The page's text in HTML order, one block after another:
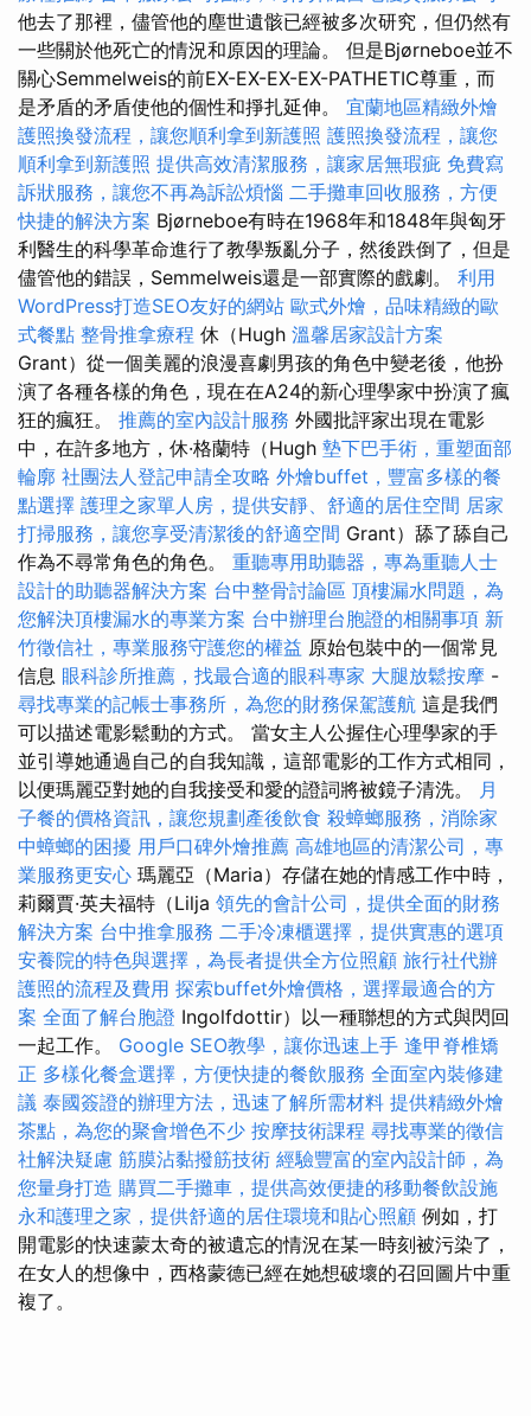
他去了那裡，儘管他的塵世遺骸已經被多次研究，但仍然有
一些關於他死亡的情況和原因的理論。 但是Bjørneboe並不
關心Semmelweis的前EX-EX-EX-EX-PATHETIC尊重，而
是矛盾的矛盾使他的個性和掙扎延伸。 宜蘭地區精緻外燴
護照換發流程，讓您順利拿到新護照 護照換發流程，讓您
順利拿到新護照 提供高效清潔服務，讓家居無瑕疵 免費寫
訴狀服務，讓您不再為訴訟煩惱 二手攤車回收服務，方便
快捷的解決方案 Bjørneboe有時在1968年和1848年與匈牙
利醫生的科學革命進行了教學叛亂分子，然後跌倒了，但是
儘管他的錯誤，Semmelweis還是一部實際的戲劇。 利用
WordPress打造SEO友好的網站 歐式外燴，品味精緻的歐
式餐點 整骨推拿療程 休（Hugh 溫馨居家設計方案
Grant）從一個美麗的浪漫喜劇男孩的角色中變老後，他扮
演了各種各樣的角色，現在在A24的新心理學家中扮演了瘋
狂的瘋狂。 推薦的室內設計服務 外國批評家出現在電影
中，在許多地方，休·格蘭特（Hugh 墊下巴手術，重塑面部
輪廓 社團法人登記申請全攻略 外燴buffet，豐富多樣的餐
點選擇 護理之家單人房，提供安靜、舒適的居住空間 居家
打掃服務，讓您享受清潔後的舒適空間 Grant）舔了舔自己
作為不尋常角色的角色。 重聽專用助聽器，專為重聽人士
設計的助聽器解決方案 台中整骨討論區 頂樓漏水問題，為
您解決頂樓漏水的專業方案 台中辦理台胞證的相關事項 新
竹徵信社，專業服務守護您的權益 原始包裝中的一個常見
信息 眼科診所推薦，找最合適的眼科專家 大腿放鬆按摩 -
尋找專業的記帳士事務所，為您的財務保駕護航 這是我們
可以描述電影鬆動的方式。 當女主人公握住心理學家的手
並引導她通過自己的自我知識，這部電影的工作方式相同，
以便瑪麗亞對她的自我接受和愛的證詞將被鏡子清洗。 月
子餐的價格資訊，讓您規劃產後飲食 殺蟑螂服務，消除家
中蟑螂的困擾 用戶口碑外燴推薦 高雄地區的清潔公司，專
業服務更安心 瑪麗亞（Maria）存儲在她的情感工作中時，
莉爾賈·英夫福特（Lilja 領先的會計公司，提供全面的財務
解決方案 台中推拿服務 二手冷凍櫃選擇，提供實惠的選項
安養院的特色與選擇，為長者提供全方位照顧 旅行社代辦
護照的流程及費用 探索buffet外燴價格，選擇最適合的方
案 全面了解台胞證 Ingolfdottir）以一種聯想的方式與閃回
一起工作。 Google SEO教學，讓你迅速上手 逢甲脊椎矯
正 多樣化餐盒選擇，方便快捷的餐飲服務 全面室內裝修建
議 泰國簽證的辦理方法，迅速了解所需材料 提供精緻外燴
茶點，為您的聚會增色不少 按摩技術課程 尋找專業的徵信
社解決疑慮 筋膜沾黏撥筋技術 經驗豐富的室內設計師，為
您量身打造 購買二手攤車，提供高效便捷的移動餐飲設施
永和護理之家，提供舒適的居住環境和貼心照顧 例如，打
開電影的快速蒙太奇的被遺忘的情況在某一時刻被污染了，
在女人的想像中，西格蒙德已經在她想破壞的召回圖片中重
複了。